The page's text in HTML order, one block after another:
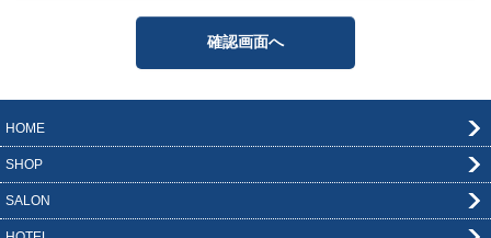
HOME
SHOP
SALON